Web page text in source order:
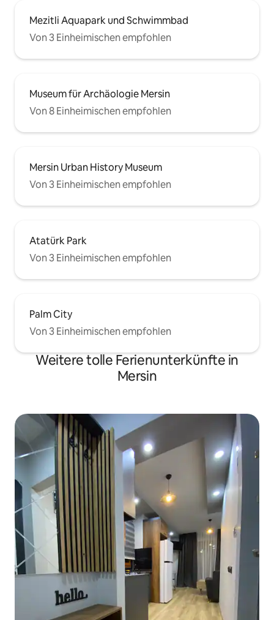
Mezitli Aquapark und Schwimmbad
Von 3 Einheimischen empfohlen
Museum für Archäologie Mersin
Von 8 Einheimischen empfohlen
Mersin Urban History Museum
Von 3 Einheimischen empfohlen
Atatürk Park
Von 3 Einheimischen empfohlen
Palm City
Von 3 Einheimischen empfohlen
Weitere tolle Ferienunterkünfte in
Mersin